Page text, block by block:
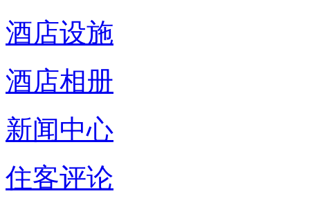
酒店设施
酒店相册
新闻中心
住客评论